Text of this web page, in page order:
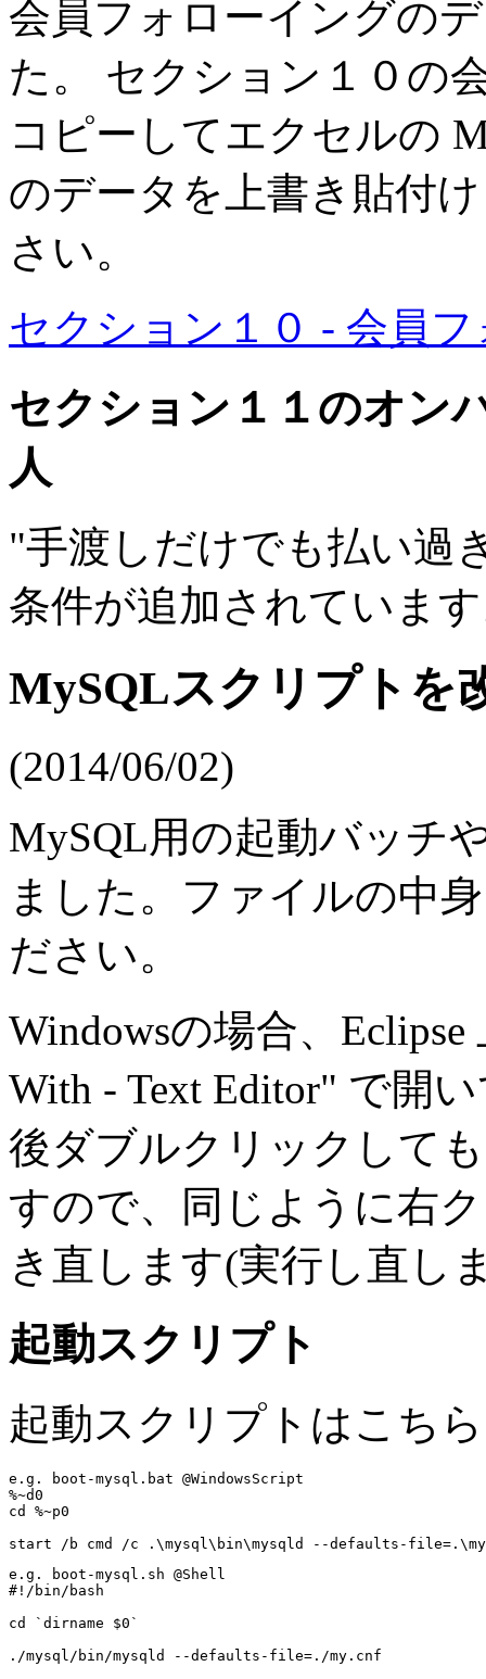
会員フォローイングの
た。 セクション１０の
コピーしてエクセルの
のデータを上書き貼付け
さい。
セクション１０ - 会員
セクション１１のオン
人
"手渡しだけでも払い過
条件が追加されていま
MySQLスクリプトを
(2014/06/02)
MySQL用の起動バッチ
ました。ファイルの中
ださい。
Windowsの場合、
With - Text Editor" で開
後ダブルクリックして
すので、同じように右
き直します(実行し直し
起動スクリプト
起動スクリプトはこちら
e.g. boot-mysql.bat @WindowsScript
%~d0
cd %~p0
e.g. boot-mysql.sh @Shell
#!/bin/bash
cd `dirname $0`